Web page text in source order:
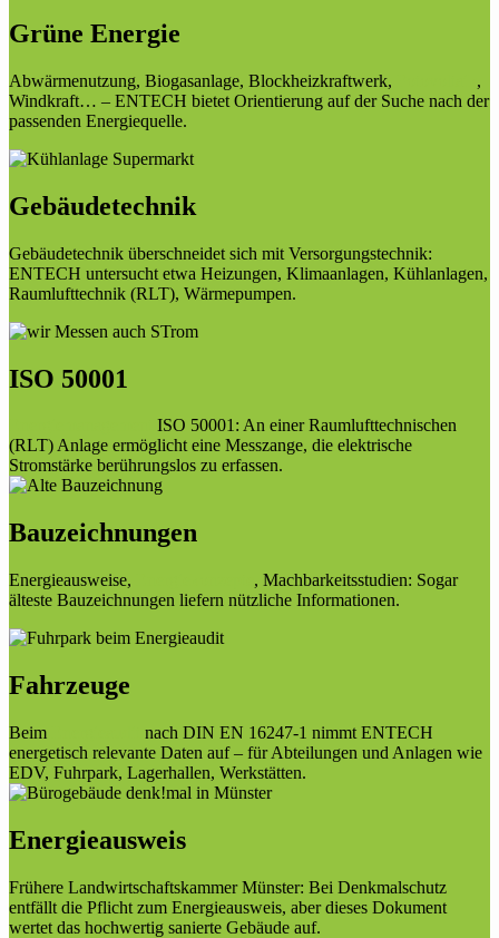
Grüne Energie
Abwärmenutzung, Biogasanlage, Blockheizkraftwerk,
,
Windkraft… – ENTECH bietet Orientierung auf der Suche nach der
passenden Energiequelle.
Gebäudetechnik
Gebäudetechnik überschneidet sich mit Versorgungstechnik:
ENTECH untersucht etwa Heizungen, Klimaanlagen, Kühlanlagen,
Raumlufttechnik (RLT), Wärmepumpen.
ISO 50001
ISO 50001: An einer Raumlufttechnischen
(RLT) Anlage ermöglicht eine Messzange, die elektrische
Stromstärke berührungslos zu erfassen.
Bauzeichnungen
Energieausweise,
, Machbarkeitsstudien: Sogar
älteste Bauzeichnungen liefern nützliche Informationen.
Fahrzeuge
Beim
nach DIN EN 16247-1 nimmt ENTECH
energetisch relevante Daten auf – für Abteilungen und Anlagen wie
EDV, Fuhrpark, Lagerhallen, Werkstätten.
Energieausweis
Frühere Landwirtschaftskammer Münster: Bei Denkmalschutz
entfällt die Pflicht zum Energieausweis, aber dieses Dokument
wertet das hochwertig sanierte Gebäude auf.